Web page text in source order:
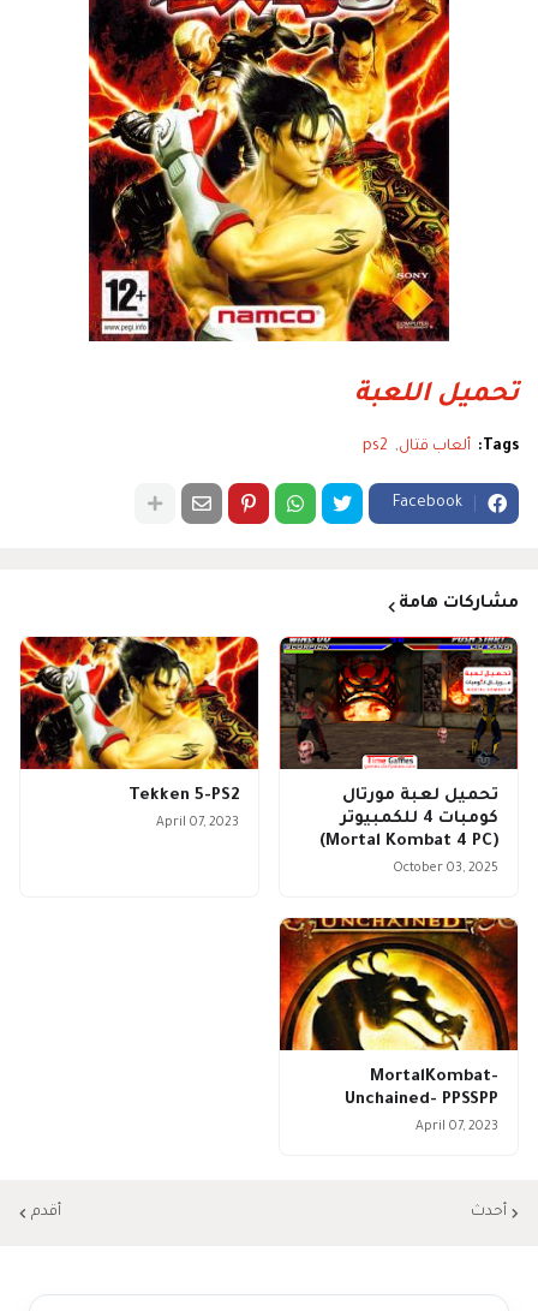
تحميل اللعبة
Tags: ألعاب قتال ps2
Facebook
مشاركات هامة
تحميل لعبة مورتال
كومبات 4 للكمبيوتر
(Mortal Kombat 4 PC)
October 03, 2025
Tekken 5-PS2
April 07, 2023
MortalKombat-
Unchained- PPSSPP
April 07, 2023
أحدث أقدم